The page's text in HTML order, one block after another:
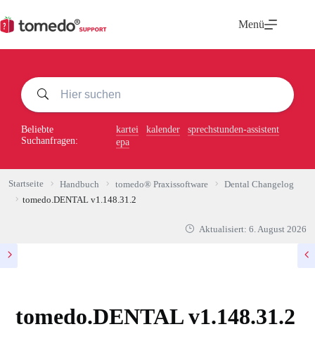
Inhalt
springen
Menü
Beliebte
Suchanfragen:
kartei kalender
sprechstunden-assistent
epa
Startseite Handbuch tomedo® Praxissoftware
Dental Changelog
tomedo.DENTAL v1.148.31.2
Aktualisiert: 6. August 2026
tomedo.DENTAL v1.148.31.2